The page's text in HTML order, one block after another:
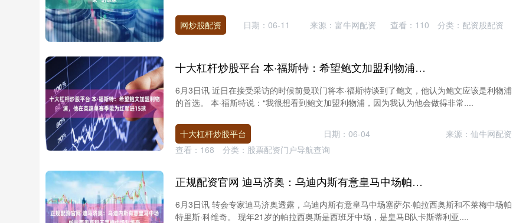
网炒股配资 日期：06-11 来源：富牛网配资 查看： 110 分类： 配资股配资
十大杠杆炒股平台 本·福斯特：希望鲍文加盟利物浦，他在英超单赛季能为红军进15球
6月3日讯 近日在接受采访的时候前曼联门将本·福斯特谈到了鲍文，他认为鲍文应该是利物浦
的首选。 本·福斯特说：“我很想看到鲍文加盟利物浦，因为我认为他会做得非常....
十大杠杆炒股平台 日期：06-04
来源：仙牛网配资
查看： 168 分类： 股票配资门户导航查询
正规配资官网 迪马济奥：乌迪内斯有意皇马中场帕拉西奥斯和不莱梅中场科维奇
6月3日讯 转会专家迪马济奥透露，乌迪内斯有意皇马中场塞萨尔·帕拉西奥斯和不莱梅中场帕
特里斯·科维奇。 现年21岁的帕拉西奥斯是西班牙中场，是皇马B队卡斯蒂利亚....